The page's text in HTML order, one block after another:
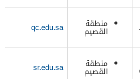
منطقة
القصيم
qc.edu.sa
منطقة
القصيم sr.edu.sa